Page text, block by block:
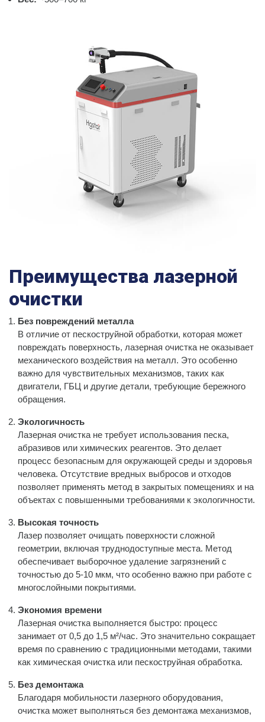
Преимущества лазерной
очистки
Без повреждений металла
В отличие от пескоструйной обработки, которая может
повреждать поверхность, лазерная очистка не оказывает
механического воздействия на металл. Это особенно
важно для чувствительных механизмов, таких как
двигатели, ГБЦ и другие детали, требующие бережного
обращения.
Экологичность
Лазерная очистка не требует использования песка,
абразивов или химических реагентов. Это делает
процесс безопасным для окружающей среды и здоровья
человека. Отсутствие вредных выбросов и отходов
позволяет применять метод в закрытых помещениях и на
объектах с повышенными требованиями к экологичности.
Высокая точность
Лазер позволяет очищать поверхности сложной
геометрии, включая труднодоступные места. Метод
обеспечивает выборочное удаление загрязнений с
точностью до 5-10 мкм, что особенно важно при работе с
многослойными покрытиями.
Экономия времени
Лазерная очистка выполняется быстро: процесс
занимает от 0,5 до 1,5 м²/час. Это значительно сокращает
время по сравнению с традиционными методами, такими
как химическая очистка или пескоструйная обработка.
Без демонтажа
Благодаря мобильности лазерного оборудования,
очистка может выполняться без демонтажа механизмов,